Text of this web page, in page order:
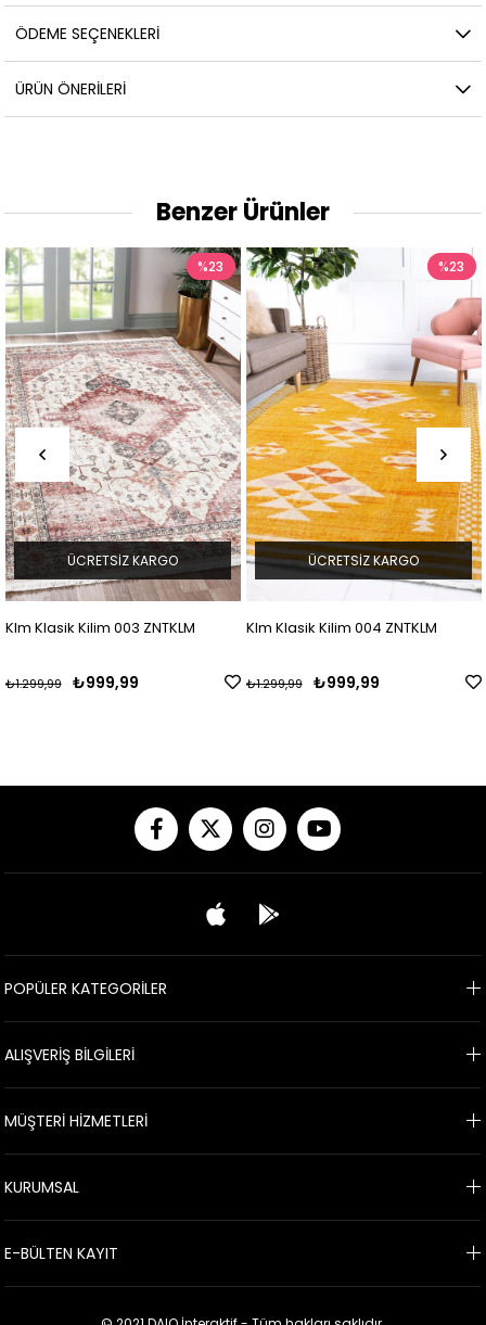
ÖDEME SEÇENEKLERI
ÜRÜN ÖNERILERI
Benzer Ürünler
Kilim 003 ZNTKLM
₺999,99
ÜCRETSIZ KARGO
Klm Klasik Kilim 004 ZNTKLM
₺999,99
₺1.299,99
%23
ÜCRETSIZ KARGO
Klm
POPÜLER KATEGORİLER
ALIŞVERİŞ BİLGİLERİ
MÜŞTERİ HİZMETLERİ
KURUMSAL
E-BÜLTEN KAYIT